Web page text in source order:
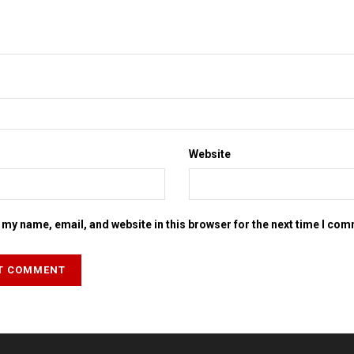
Website
my name, email, and website in this browser for the next time I